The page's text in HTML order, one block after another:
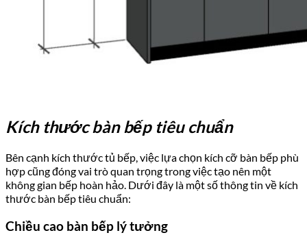
Kích thước bàn bếp tiêu chuẩn
Bên cạnh kích thước tủ bếp, việc lựa chọn kích cỡ bàn bếp phù
hợp cũng đóng vai trò quan trọng trong việc tạo nên một
không gian bếp hoàn hảo. Dưới đây là một số thông tin về kích
thước bàn bếp tiêu chuẩn:
Chiều cao bàn bếp lý tưởng